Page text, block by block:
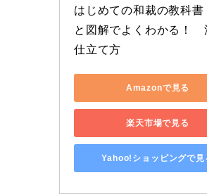
はじめての和裁の教科書
と図解でよくわかる！　
仕立て方
Amazonで見る
楽天市場で見る
Yahoo!ショッピングで見